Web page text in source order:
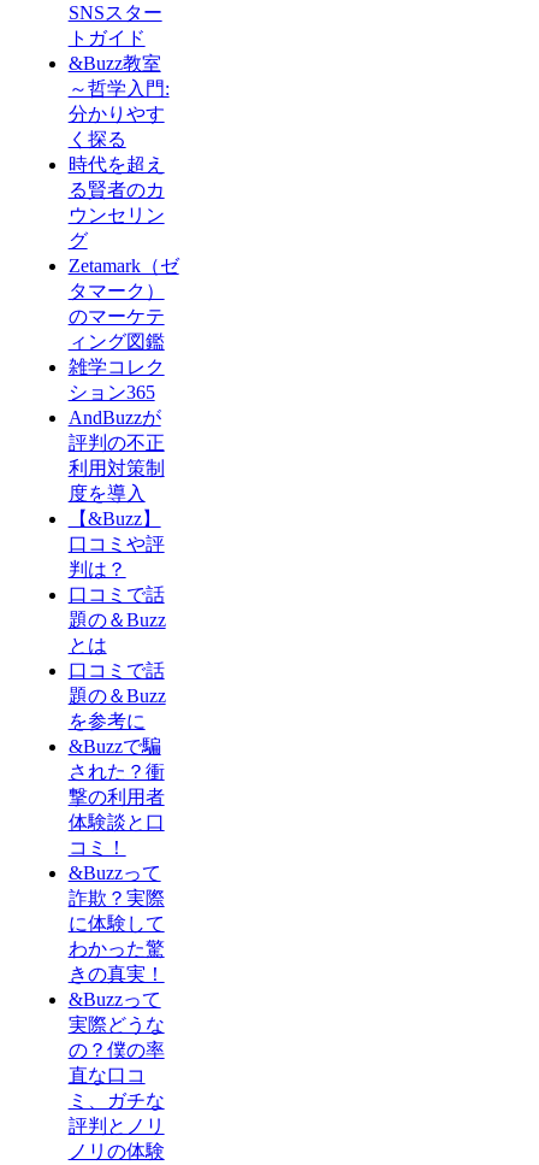
SNSスター
トガイド
&Buzz教室
～哲学入門:
分かりやす
く探る
時代を超え
る賢者のカ
ウンセリン
グ
Zetamark（ゼ
タマーク）
のマーケテ
ィング図鑑
雑学コレク
ション365
AndBuzzが
評判の不正
利用対策制
度を導入
【&Buzz】
口コミや評
判は？
口コミで話
題の＆Buzz
とは
口コミで話
題の＆Buzz
を参考に
&Buzzで騙
された？衝
撃の利用者
体験談と口
コミ！
&Buzzって
詐欺？実際
に体験して
わかった驚
きの真実！
&Buzzって
実際どうな
の？僕の率
直な口コ
ミ、ガチな
評判とノリ
ノリの体験